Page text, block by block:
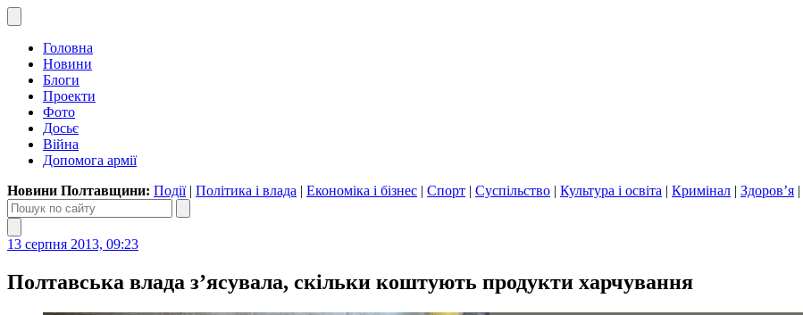
Головна
Новини
Блоги
Проекти
Фото
Досьє
Війна
Допомога армії
Новини Полтавщини: Події| Політика і влада | Економіка і бізнес | Спорт | Суспільство | Культура і освіта | Кримінал | Здоров’я |
13 серпня 2013, 09:23
Полтавська влада з’ясувала, скільки коштують продукти харчування